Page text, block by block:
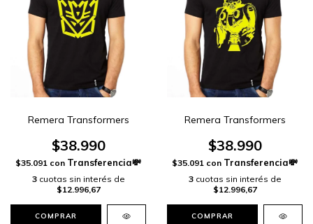
Remera Transformers
$38.990
$35.091 con
3 cuotas sin interés de
$12.996,67
COMPRAR
Remera Transformers
$38.990
$35.091 con
3 cuotas sin interés de
$12.996,67
COMPRAR